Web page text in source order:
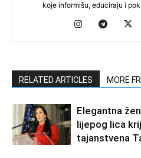
koje informišu, educiraju i
RELATED ARTICLES MORE
Elegantna
lijepog lica
tajanstvena